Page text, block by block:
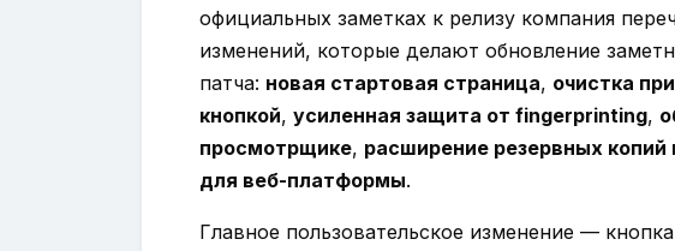
официальных заметках к релизу компания
изменений, которые делают обновление
патча: новая стартовая страница, очистка
кнопкой, усиленная защита от fingerprinting,
просмотрщике, расширение резервных копий
для веб-платформы.
Главное пользовательское изменение —